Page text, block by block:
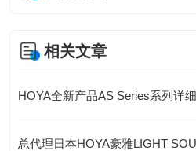
相关文章